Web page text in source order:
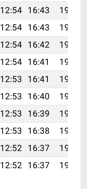
12:54 16:43
19:51
12:54 16:43
19:50
12:54 16:42
19:48
12:54 16:41
19:47
12:53 16:41
19:45
12:53 16:40
19:44
12:53 16:39
19:42
12:53 16:38
19:41
12:52 16:37
19:39
12:52 16:37 19:38